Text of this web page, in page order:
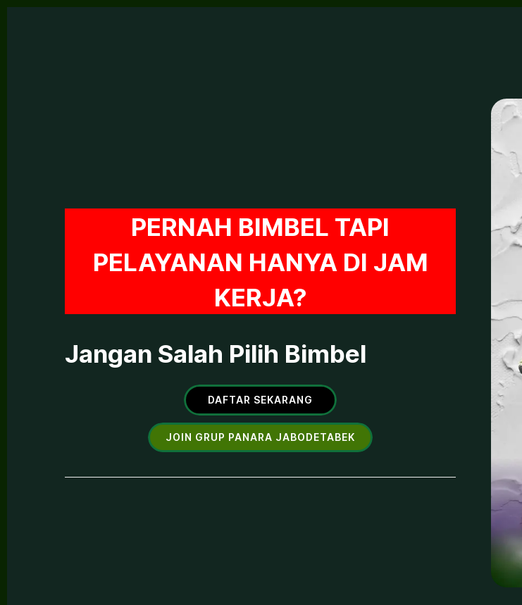
PERNAH BIMBEL TAPI
PELAYANAN HANYA DI JAM
KERJA?
Jangan Salah Pilih Bimbel
DAFTAR SEKARANG
JOIN GRUP PANARA JABODETABEK